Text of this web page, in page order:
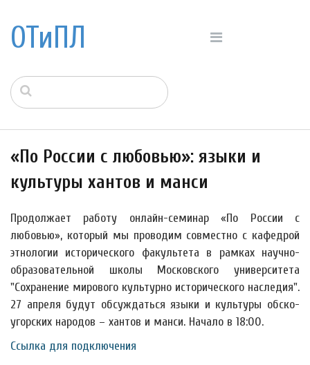
ОТиПЛ
«По России с любовью»: языки и
культуры хантов и манси
Продолжает работу онлайн-семинар «По России с
любовью», который мы проводим совместно с кафедрой
этнологии исторического факультета в рамках научно-
образовательной школы Московского университета
"Сохранение мирового культурно исторического наследия".
27 апреля будут обсуждаться языки и культуры обско-
угорских народов – хантов и манси. Начало в 18:00.
Ссылка для подключения